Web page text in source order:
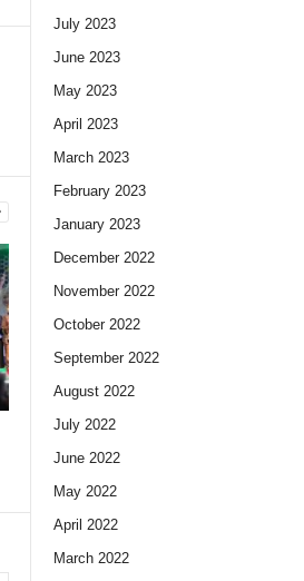
July 2023
June 2023
May 2023
April 2023
March 2023
February 2023
January 2023
December 2022
November 2022
October 2022
September 2022
August 2022
July 2022
June 2022
May 2022
April 2022
March 2022